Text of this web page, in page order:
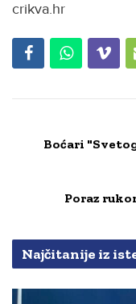
crikva.hr
Boćari
Poraz
Najčitanije iz